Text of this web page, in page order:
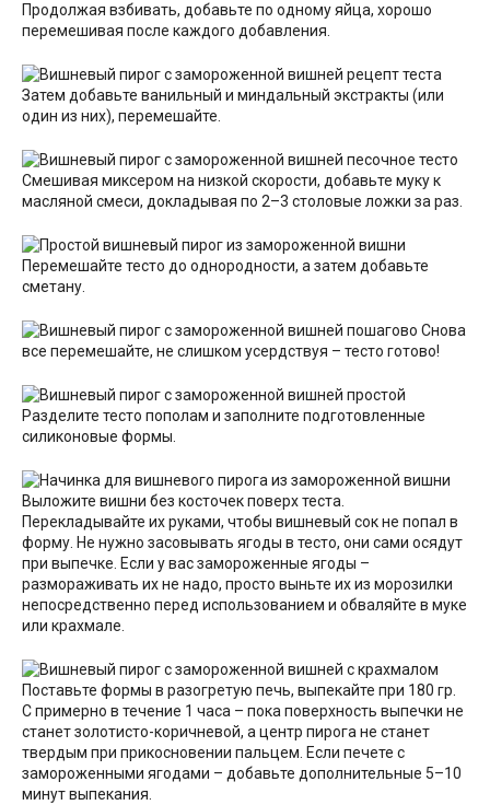
Продолжая взбивать, добавьте по одному яйца, хорошо
перемешивая после каждого добавления.
Затем добавьте ванильный и миндальный экстракты (или
один из них), перемешайте.
Смешивая миксером на низкой скорости, добавьте муку к
масляной смеси, докладывая по 2–3 столовые ложки за раз.
Перемешайте тесто до однородности, а затем добавьте
сметану.
Снова
все перемешайте, не слишком усердствуя – тесто готово!
Разделите тесто пополам и заполните подготовленные
силиконовые формы.
Выложите вишни без косточек поверх теста.
Перекладывайте их руками, чтобы вишневый сок не попал в
форму. Не нужно засовывать ягоды в тесто, они сами осядут
при выпечке. Если у вас замороженные ягоды –
размораживать их не надо, просто выньте их из морозилки
непосредственно перед использованием и обваляйте в муке
или крахмале.
Поставьте формы в разогретую печь, выпекайте при 180 гр.
С примерно в течение 1 часа – пока поверхность выпечки не
станет золотисто-коричневой, а центр пирога не станет
твердым при прикосновении пальцем. Если печете с
замороженными ягодами – добавьте дополнительные 5–10
минут выпекания.